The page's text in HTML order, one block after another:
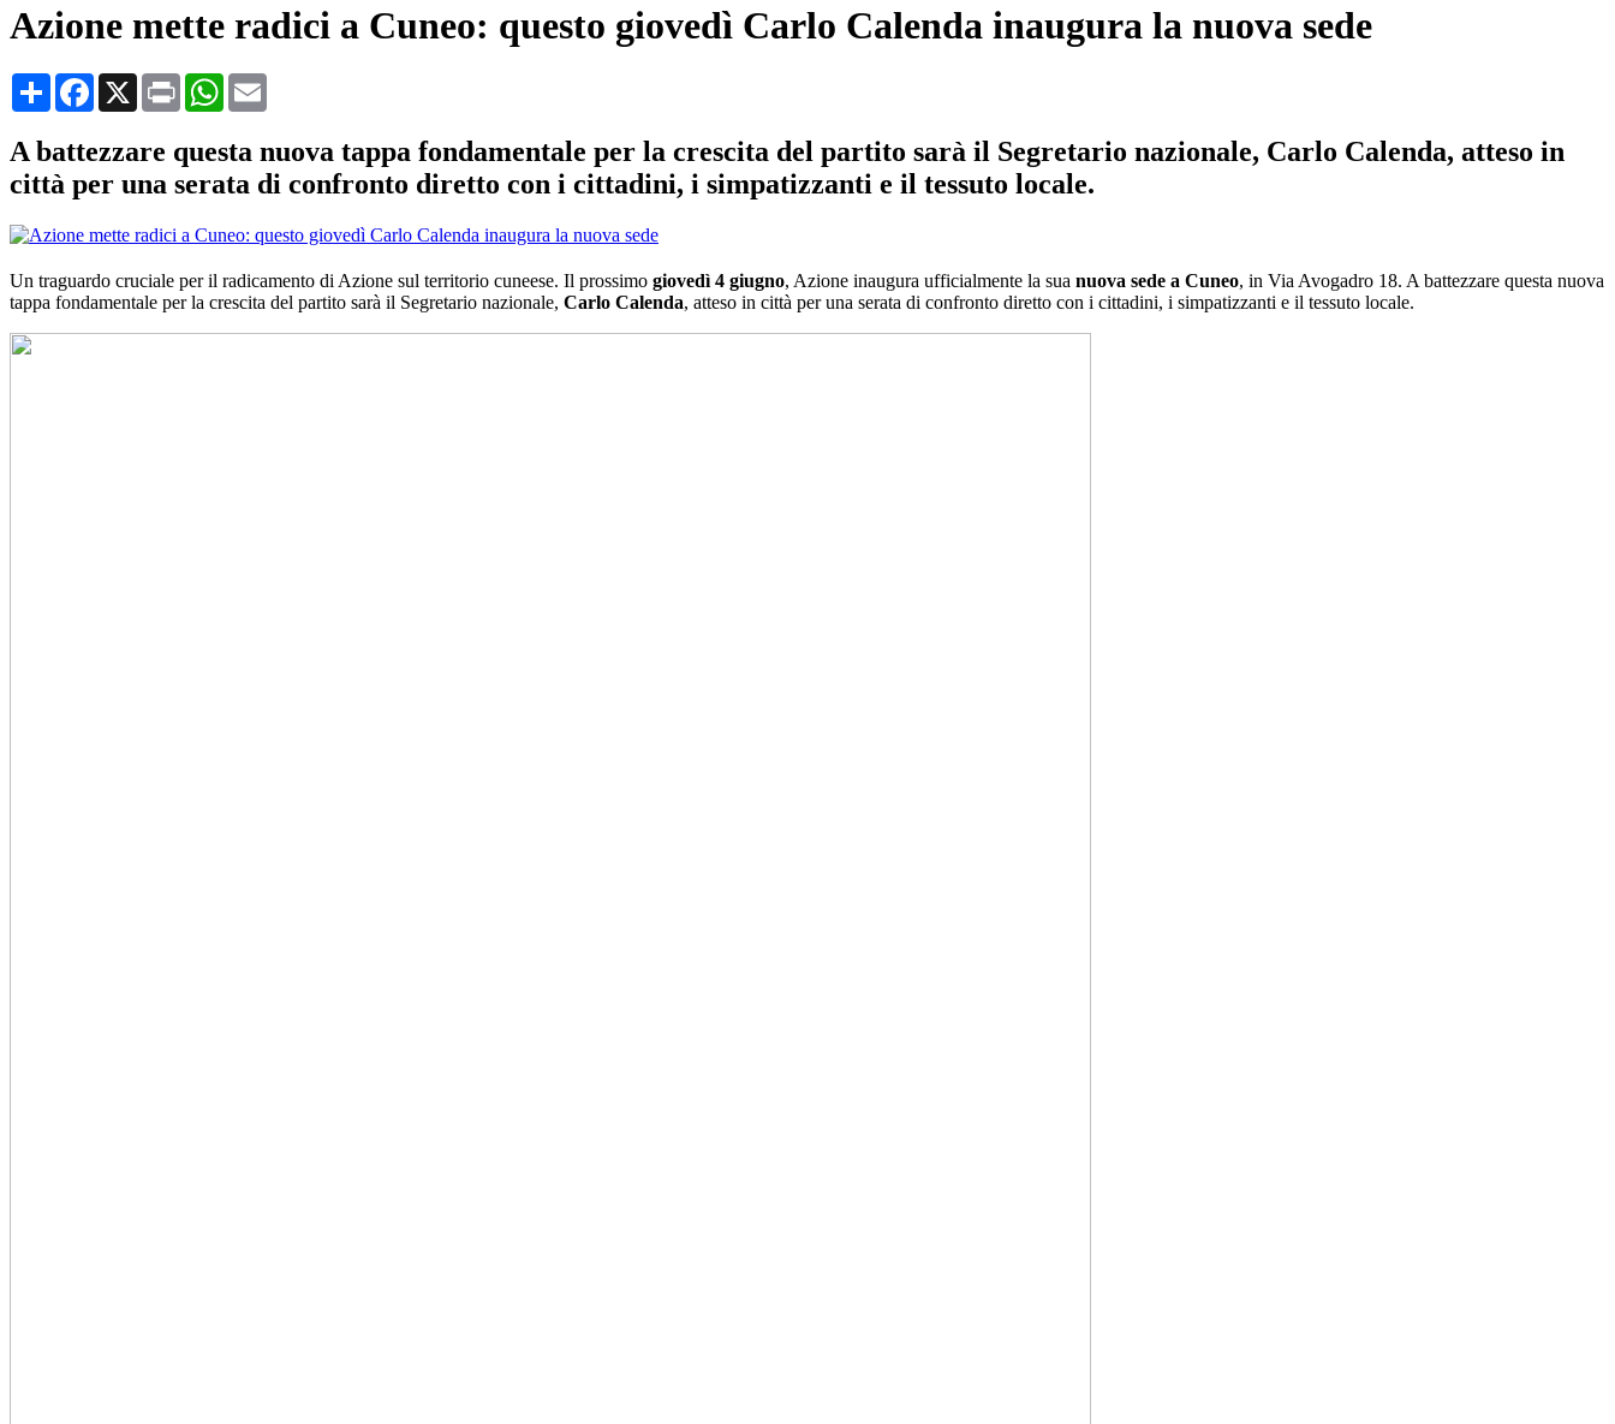
Azione mette radici a Cuneo: questo giovedì Carlo Calenda inaugura la nuova sede
CondividiFacebook
X Print WhatsApp
A battezzare questa nuova tappa fondamentale per la crescita del partito sarà il Segretario nazionale, Carlo Calenda, atteso in
città per una serata di confronto diretto con i cittadini, i simpatizzanti e il tessuto locale.
Un traguardo cruciale per il radicamento di Azione sul territorio cuneese. Il prossimo giovedì 4 giugno, Azione inaugura ufficialmente la sua nuova sede a Cuneo, in Via Avogadro 18. A battezzare questa nuova
tappa fondamentale per la crescita del partito sarà il Segretario nazionale, Carlo Calenda, atteso in città per una serata di confronto diretto con i cittadini, i simpatizzanti e il tessuto locale.